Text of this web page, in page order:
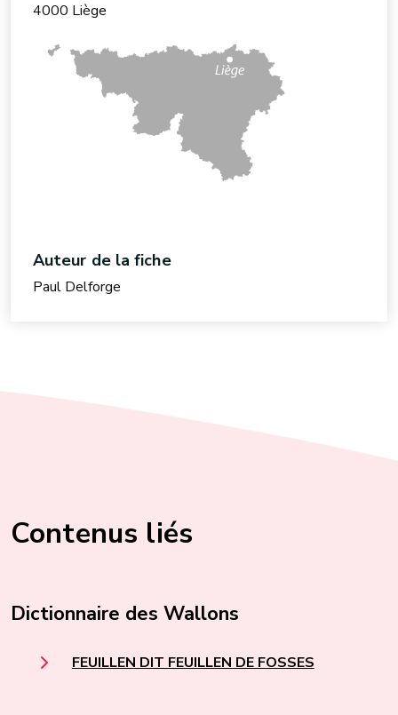
4000 Liège
Auteur de la fiche
Paul Delforge
Contenus liés
Dictionnaire des Wallons
FEUILLEN DIT FEUILLEN DE FOSSES